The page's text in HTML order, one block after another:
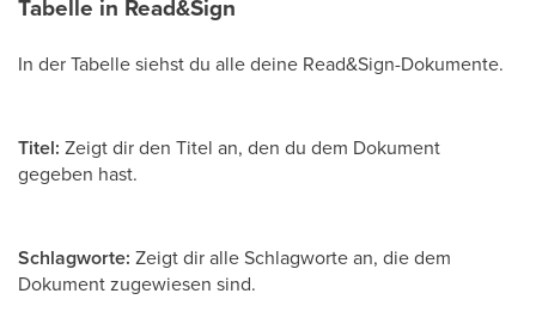
Tabelle in Read&Sign
In der Tabelle siehst du alle deine Read&Sign-Dokumente.
Titel: Zeigt dir den Titel an, den du dem Dokument
gegeben hast.
Schlagworte: Zeigt dir alle Schlagworte an, die dem
Dokument zugewiesen sind.